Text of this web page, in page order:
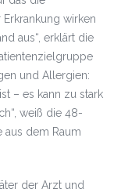
wirken
aus“, erklärt die
und Allergien:
– es kann zu stark
weiß die 48-
aus dem Raum
der Arzt und